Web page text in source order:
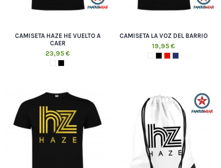
CAMISETA HAZE HE VUELTO A
CAER
23,95 €
CAMISETA LA VOZ DEL BARRIO
19,95 €